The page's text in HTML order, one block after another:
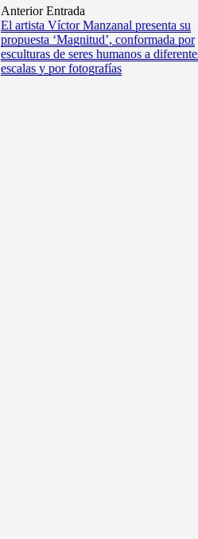
Anterior Entrada
El artista Víctor Manzanal presenta su
propuesta ‘Magnitud’, conformada por
esculturas de seres humanos a
escalas y por fotografías